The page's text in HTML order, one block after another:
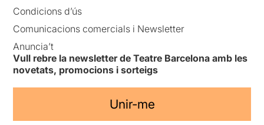
Condicions d’ús
Comunicacions comercials i Newsletter
Anuncia’t
Vull rebre la newsletter de Teatre Barcelona amb les
novetats, promocions i sorteigs
Unir-me